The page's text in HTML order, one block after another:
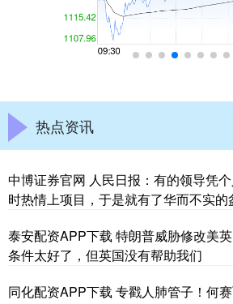
热点资讯
中博证券官网 人民日报：有的领导凭
时热情上项目，于是就有了华而不实的
泰安配资APP下载 特朗普威胁修改美
条件太好了，但英国没有帮助我们
同化配资APP下载 专戳人肺管子！何